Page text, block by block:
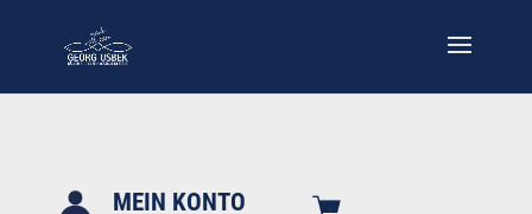
MEIN KONTO